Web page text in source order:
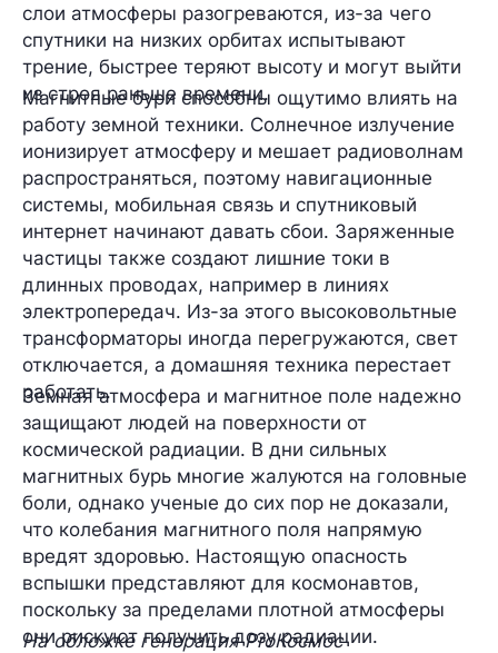
слои атмосферы разогреваются, из-за чего
спутники на низких орбитах испытывают
трение, быстрее теряют высоту и могут выйти
из строя раньше времени.
Магнитные бури способны ощутимо влиять на
работу земной техники. Солнечное излучение
ионизирует атмосферу и мешает радиоволнам
распространяться, поэтому навигационные
системы, мобильная связь и спутниковый
интернет начинают давать сбои. Заряженные
частицы также создают лишние токи в
длинных проводах, например в линиях
электропередач. Из-за этого высоковольтные
трансформаторы иногда перегружаются, свет
отключается, а домашняя техника перестает
работать.
Земная атмосфера и магнитное поле надежно
защищают людей на поверхности от
космической радиации. В дни сильных
магнитных бурь многие жалуются на головные
боли, однако ученые до сих пор не доказали,
что колебания магнитного поля напрямую
вредят здоровью. Настоящую опасность
вспышки представляют для космонавтов,
поскольку за пределами плотной атмосферы
они рискуют получить дозу радиации.
На обложке генерация ProКосмос